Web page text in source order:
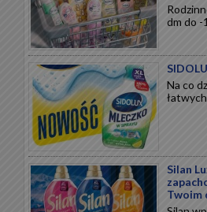
dm do -
Na co
Silan
Twoim